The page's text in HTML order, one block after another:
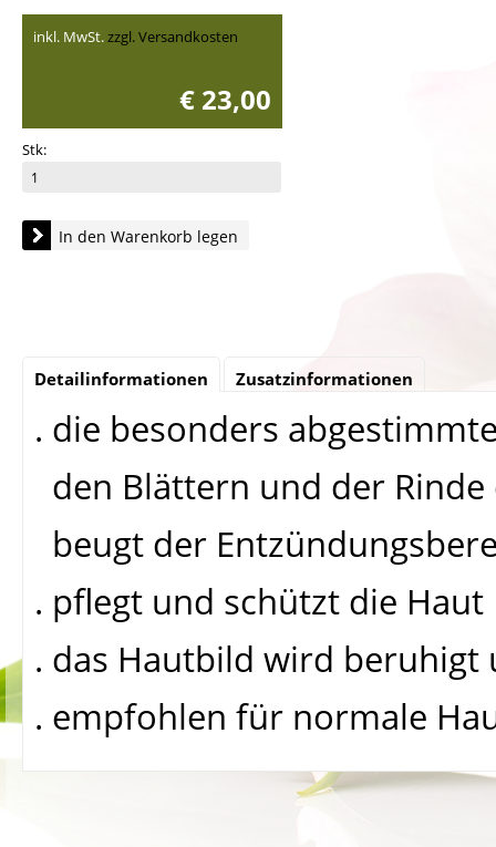
inkl. MwSt.zzgl. Versandkosten
€ 23,00
Stk:
In den Warenkorb legen
Detailinformationen Zusatzinformationen
. die besonders
den Blättern und der
beugt der
. pflegt und schützt die Haut
. das Hautbild wird
. empfohlen für normale